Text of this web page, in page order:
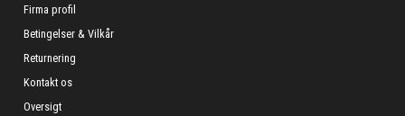
Firma profil
Betingelser & Vilkår
Returnering
Kontakt os
Oversigt